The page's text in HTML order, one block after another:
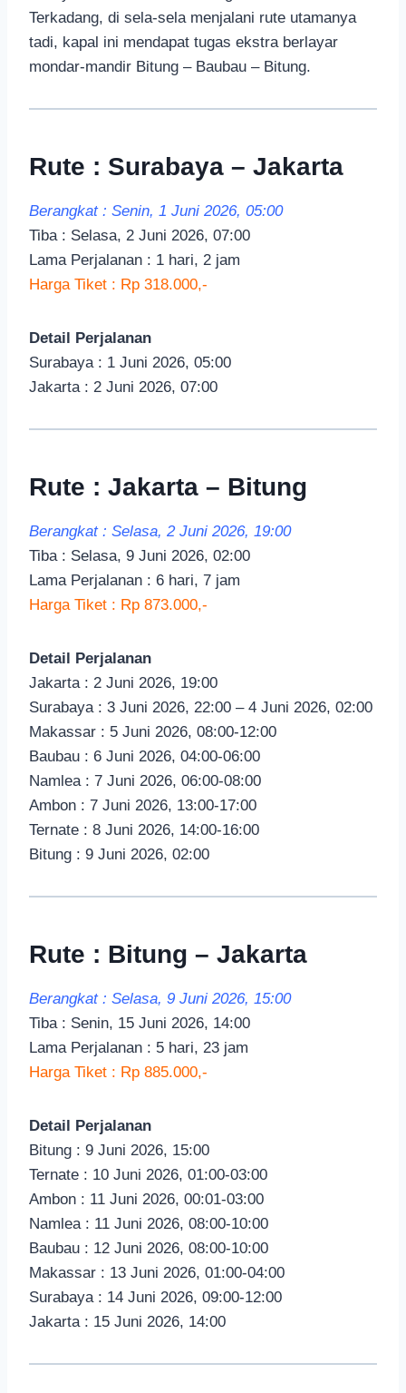
Terkadang, di sela-sela menjalani rute utamanya
tadi, kapal ini mendapat tugas ekstra berlayar
mondar-mandir Bitung – Baubau – Bitung.
Rute : Surabaya – Jakarta
Berangkat : Senin, 1 Juni 2026, 05:00
Tiba : Selasa, 2 Juni 2026, 07:00
Lama Perjalanan : 1 hari, 2 jam
Harga Tiket : Rp 318.000,-
Detail Perjalanan
Surabaya : 1 Juni 2026, 05:00
Jakarta : 2 Juni 2026, 07:00
Rute : Jakarta – Bitung
Berangkat : Selasa, 2 Juni 2026, 19:00
Tiba : Selasa, 9 Juni 2026, 02:00
Lama Perjalanan : 6 hari, 7 jam
Harga Tiket : Rp 873.000,-
Detail Perjalanan
Jakarta : 2 Juni 2026, 19:00
Surabaya : 3 Juni 2026, 22:00 – 4 Juni 2026, 02:00
Makassar : 5 Juni 2026, 08:00-12:00
Baubau : 6 Juni 2026, 04:00-06:00
Namlea : 7 Juni 2026, 06:00-08:00
Ambon : 7 Juni 2026, 13:00-17:00
Ternate : 8 Juni 2026, 14:00-16:00
Bitung : 9 Juni 2026, 02:00
Rute : Bitung – Jakarta
Berangkat : Selasa, 9 Juni 2026, 15:00
Tiba : Senin, 15 Juni 2026, 14:00
Lama Perjalanan : 5 hari, 23 jam
Harga Tiket : Rp 885.000,-
Detail Perjalanan
Bitung : 9 Juni 2026, 15:00
Ternate : 10 Juni 2026, 01:00-03:00
Ambon : 11 Juni 2026, 00:01-03:00
Namlea : 11 Juni 2026, 08:00-10:00
Baubau : 12 Juni 2026, 08:00-10:00
Makassar : 13 Juni 2026, 01:00-04:00
Surabaya : 14 Juni 2026, 09:00-12:00
Jakarta : 15 Juni 2026, 14:00